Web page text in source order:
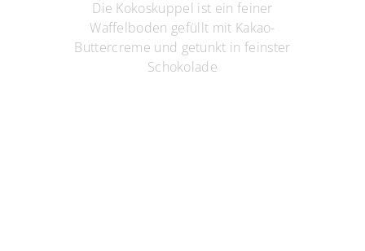
Die Kokoskuppel ist ein feiner
Waffelboden gefüllt mit Kakao-
Buttercreme und getunkt in feinster
Schokolade